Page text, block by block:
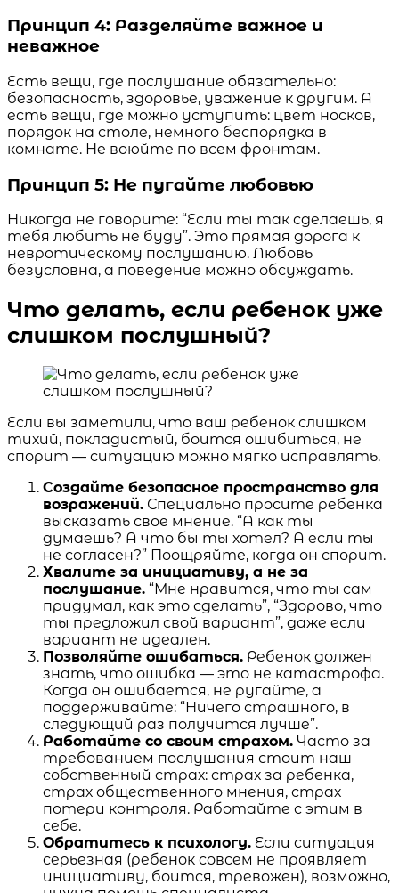
Принцип 4: Разделяйте важное и
неважное
Есть вещи, где послушание обязательно:
безопасность, здоровье, уважение к другим. А
есть вещи, где можно уступить: цвет носков,
порядок на столе, немного беспорядка в
комнате. Не воюйте по всем фронтам.
Принцип 5: Не пугайте любовью
Никогда не говорите: “Если ты так сделаешь, я
тебя любить не буду”. Это прямая дорога к
невротическому послушанию. Любовь
безусловна, а поведение можно обсуждать.
Что делать, если ребенок уже
слишком послушный?
Если вы заметили, что ваш ребенок слишком
тихий, покладистый, боится ошибиться, не
спорит — ситуацию можно мягко исправлять.
Создайте безопасное пространство для
возражений. Специально просите ребенка
высказать свое мнение. “А как ты
думаешь? А что бы ты хотел? А если ты
не согласен?” Поощряйте, когда он спорит.
Хвалите за инициативу, а не за
послушание. “Мне нравится, что ты сам
придумал, как это сделать”, “Здорово, что
ты предложил свой вариант”, даже если
вариант не идеален.
Позволяйте ошибаться. Ребенок должен
знать, что ошибка — это не катастрофа.
Когда он ошибается, не ругайте, а
поддерживайте: “Ничего страшного, в
следующий раз получится лучше”.
Работайте со своим страхом. Часто за
требованием послушания стоит наш
собственный страх: страх за ребенка,
страх общественного мнения, страх
потери контроля. Работайте с этим в
себе.
Обратитесь к психологу. Если ситуация
серьезная (ребенок совсем не проявляет
инициативу, боится, тревожен), возможно,